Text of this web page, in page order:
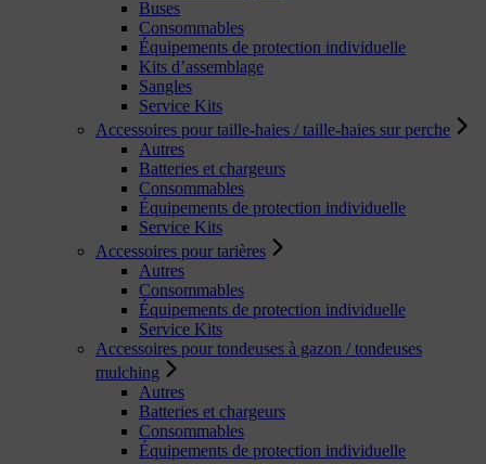
Buses
Consommables
Équipements de protection individuelle
Kits d’assemblage
Sangles
Service Kits
Accessoires pour taille-haies / taille-haies sur perche
Autres
Batteries et chargeurs
Consommables
Équipements de protection individuelle
Service Kits
Accessoires pour tarières
Autres
Consommables
Équipements de protection individuelle
Service Kits
Accessoires pour tondeuses à gazon / tondeuses
mulching
Autres
Batteries et chargeurs
Consommables
Équipements de protection individuelle